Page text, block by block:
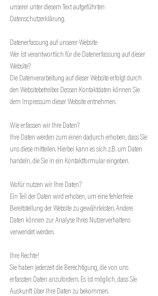
unserer unter diesem Text aufgeführten
Datenschutzerklärung.
Datenerfassung auf unserer Website
Wer ist verantwortlich für die Datenerfassung auf dieser
Website?
Die Datenverarbeitung auf dieser Website erfolgt durch
den Websitebetreiber. Dessen Kontaktdaten können Sie
dem Impressum dieser Website entnehmen.
Wie erfassen wir Ihre Daten?
Ihre Daten werden zum einen dadurch erhoben, dass Sie
uns diese mitteilen. Hierbei kann es sich z.B. um Daten
handeln, die Sie in ein Kontaktformular eingeben.
Wofür nutzen wir Ihre Daten?
Ein Teil der Daten wird erhoben, um eine fehlerfreie
Bereitstellung der Website zu gewährleisten. Andere
Daten können zur Analyse Ihres Nutzerverhaltens
verwendet werden.
Ihre Rechte!
Sie haben jederzeit die Berechtigung, die von uns
erfassten Daten anzufordern. Es ist möglich, dass Sie
Auskunft über Ihre Daten zu bekommen.